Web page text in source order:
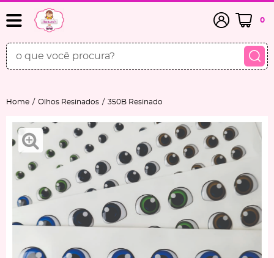
0
Home Olhos Resinados 350B Resinado